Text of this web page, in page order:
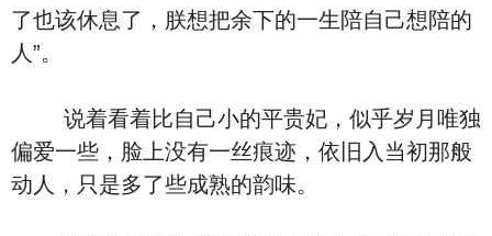
了也该休息了，朕想把余下的一生陪自己想陪的
人”。
说着看着比自己小的平贵妃，似乎岁月唯独
偏爱一些，脸上没有一丝痕迹，依旧入当初那般
动人，只是多了些成熟的韵味。